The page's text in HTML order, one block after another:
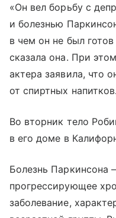
«Он вел борьбу с
и болезнью
в чем он не был
сказала она. При
актера заявила, что
от спиртных напитков.
Во вторник тело
в его доме в
Болезнь Паркинсона
прогрессирующее
заболевание,